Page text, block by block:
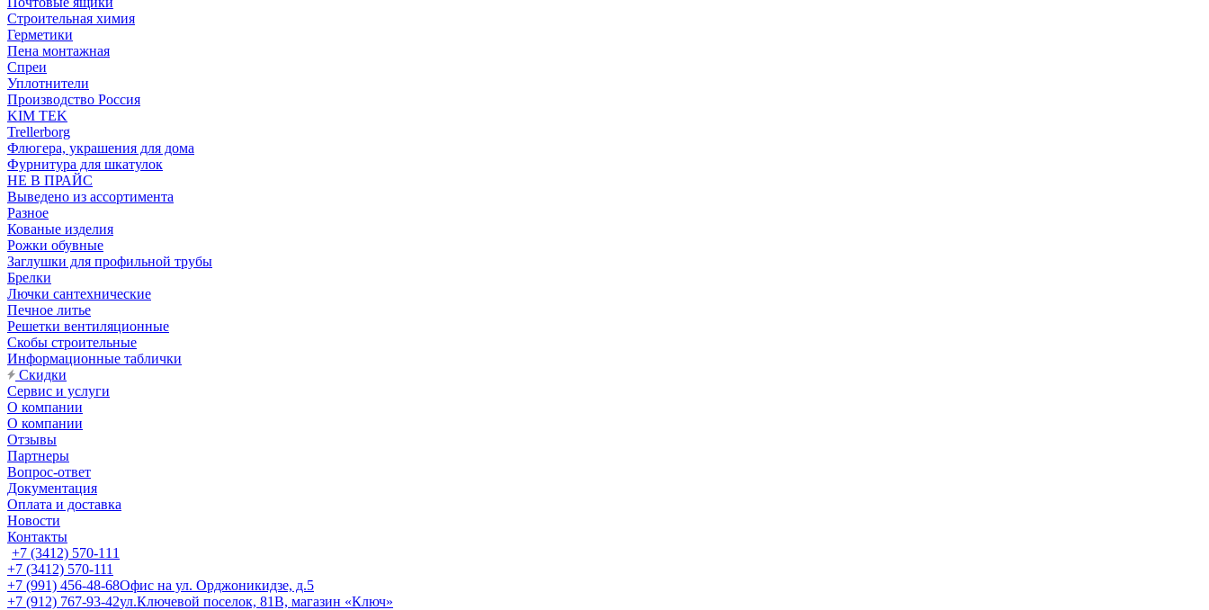
Строительная химия
Герметики
Пена монтажная
Спреи
Уплотнители
Производство Россия
KIM TEK
Trellerborg
Флюгера, украшения для дома
Фурнитура для шкатулок
НЕ В ПРАЙС
Выведено из ассортимента
Разное
Кованые изделия
Рожки обувные
Заглушки для профильной трубы
Брелки
Лючки сантехнические
Печное литье
Решетки вентиляционные
Скобы строительные
Информационные таблички
Скидки
Сервис и услуги
О компании
О компании
Отзывы
Партнеры
Вопрос-ответ
Документация
Оплата и доставка
Новости
Контакты
+7 (3412) 570-111
+7 (3412) 570-111
+7 (991) 456-48-68Офис на ул. Орджоникидзе, д.5
+7 (912) 767-93-42ул.Ключевой поселок, 81В, магазин «Ключ»